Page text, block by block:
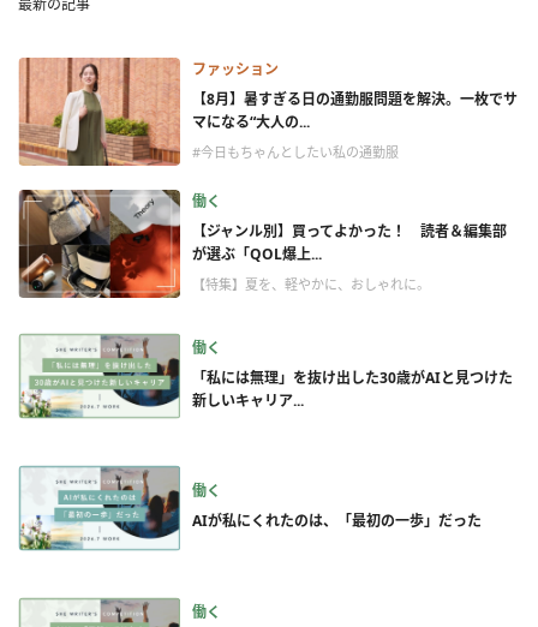
最新の記事
ファッション
【8月】暑すぎる日の通勤服問題を解決。一枚でサ
マになる“大人の...
#今日もちゃんとしたい私の通勤服
働く
【ジャンル別】買ってよかった！ 読者＆編集部
が選ぶ「QOL爆上...
【特集】夏を、軽やかに、おしゃれに。
働く
「私には無理」を抜け出した30歳がAIと見つけた
新しいキャリア...
働く
AIが私にくれたのは、「最初の一歩」だった
働く